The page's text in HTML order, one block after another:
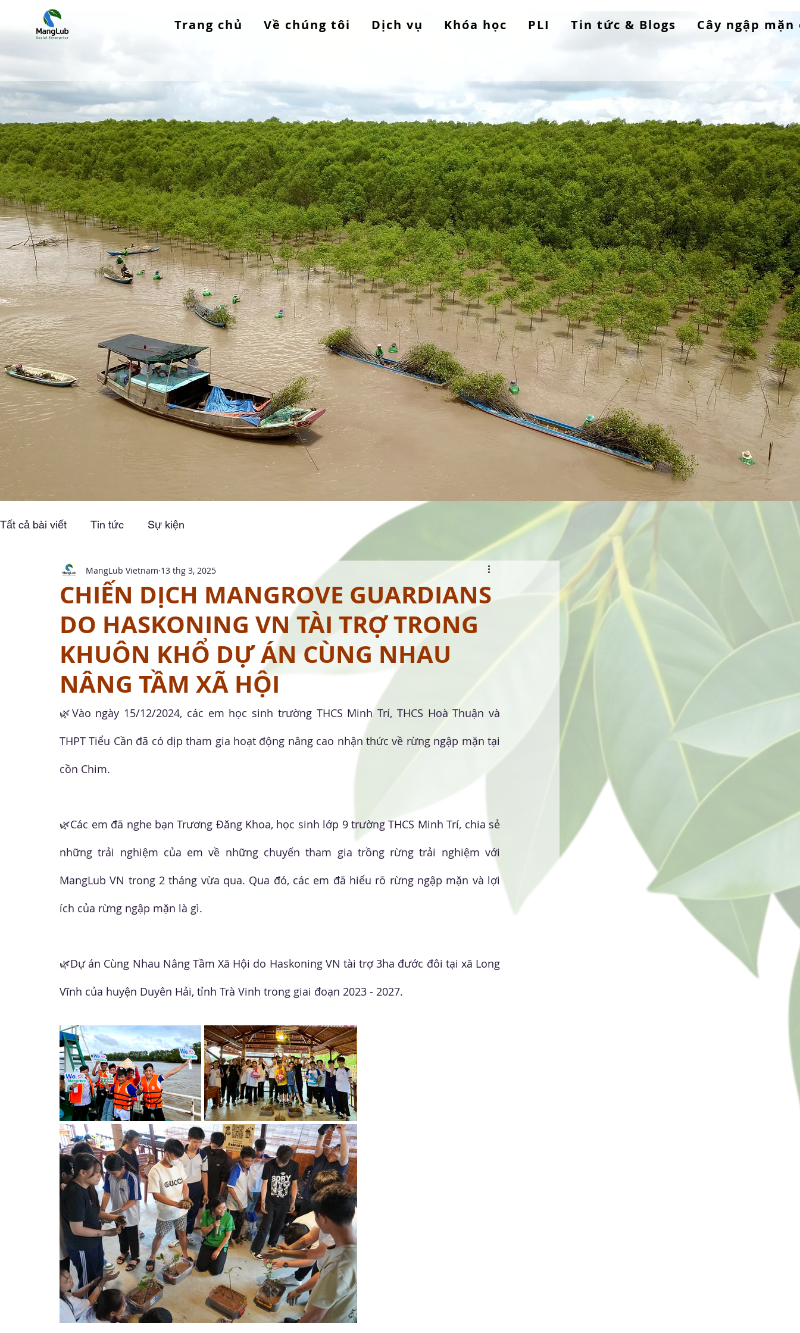
Trang chủ Về chúng tôi Dịch vụ Khóa học PLI Tin tức & Blogs Cây ngập
Tất cả bài viết Tin tức Sự kiện
CHIẾN DỊCH MANGROVE GUARDIANS
DO HASKONING VN TÀI TRỢ TRONG
KHUÔN KHỔ DỰ ÁN CÙNG NHAU
NÂNG TẦM XÃ HỘI
MangLub Vietnam 13 thg 3, 2025
🌿Vào ngày 15/12/2024, các em học sinh trường THCS Minh Trí, THCS Hoà Thuận và
THPT Tiểu Cần đã có dịp tham gia hoạt động nâng cao nhận thức về rừng ngập mặn tại
cồn Chim.
🌿Các em đã nghe bạn Trương Đăng Khoa, học sinh lớp 9 trường THCS Minh Trí, chia sẻ
những trải nghiệm của em về những chuyến tham gia trồng rừng trải nghiệm với
MangLub VN trong 2 tháng vừa qua. Qua đó, các em đã hiểu rõ rừng ngập mặn và lợi
ích của rừng ngập mặn là gì.
🌿Dự án Cùng Nhau Nâng Tầm Xã Hội do Haskoning VN tài trợ 3ha đước đôi tại xã Long
Vĩnh của huyện Duyên Hải, tỉnh Trà Vinh trong giai đoạn 2023 - 2027.